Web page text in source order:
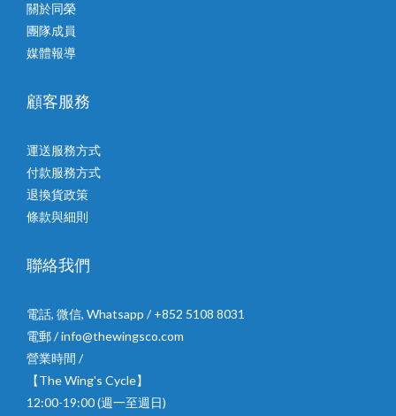
關於同榮
團隊成員
媒體報導
顧客服務
運送服務方式
付款服務方式
退換貨政策
條款與細則
聯絡我們
電話, 微信, Whatsapp / +852 5108 8031
電郵 / info@thewingsco.com
營業時間 /
【The Wing's Cycle】
12:00-19:00 (週一至週日)